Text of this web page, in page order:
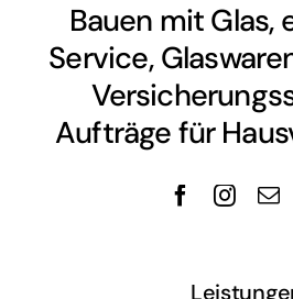
Bauen mit Glas,
Service,
Aufträge für